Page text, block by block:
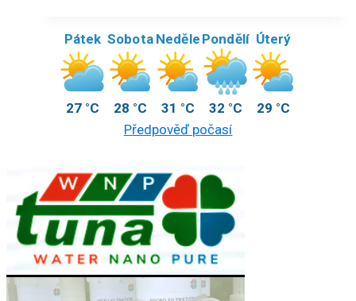
Pátek
27 °C
Sobota
28 °C
Neděle
31 °C
Pondělí
32 °C
Úterý
29 °C
Předpověď počasí